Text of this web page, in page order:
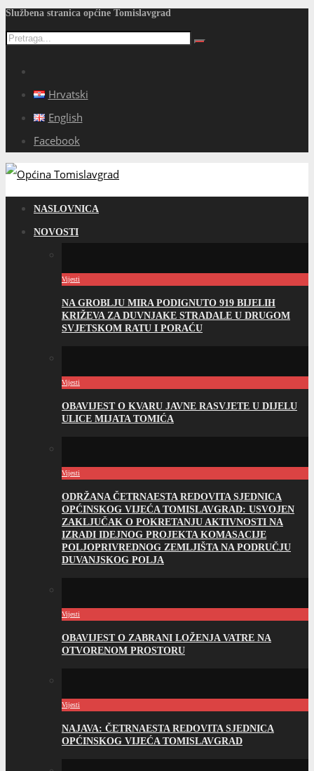
Službena stranica općine Tomislavgrad
Hrvatski
English
Facebook
NASLOVNICA
NOVOSTI
Vijesti
NA GROBLJU MIRA PODIGNUTO 919 BIJELIH
KRIŽEVA ZA DUVNJAKE STRADALE U DRUGOM
SVJETSKOM RATU I PORAĆU
Vijesti
OBAVIJEST O KVARU JAVNE RASVJETE U DIJELU
ULICE MIJATA TOMIĆA
Vijesti
ODRŽANA ČETRNAESTA REDOVITA SJEDNICA
OPĆINSKOG VIJEĆA TOMISLAVGRAD: USVOJEN
ZAKLJUČAK O POKRETANJU AKTIVNOSTI NA
IZRADI IDEJNOG PROJEKTA KOMASACIJE
POLJOPRIVREDNOG ZEMLJIŠTA NA PODRUČJU
DUVANJSKOG POLJA
Vijesti
OBAVIJEST O ZABRANI LOŽENJA VATRE NA
OTVORENOM PROSTORU
Vijesti
NAJAVA: ČETRNAESTA REDOVITA SJEDNICA
OPĆINSKOG VIJEĆA TOMISLAVGRAD